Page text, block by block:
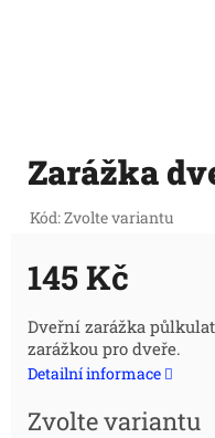
Zarážka
Kód:Zvolte variantu
145 Kč
Měrná
cena:
Dveřní zarážka
zarážkou pro dveře.
Detailní informace
Zvolte variantu